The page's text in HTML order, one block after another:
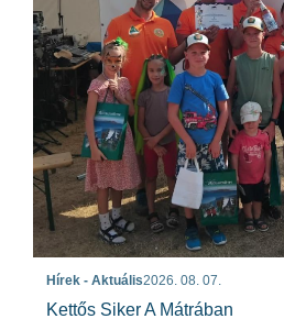
Hírek - Aktuális2026. 08. 07.
Kettős Siker A Mátrában